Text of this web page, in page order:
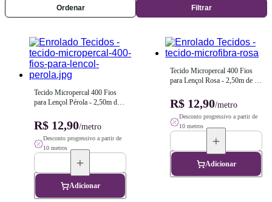
Ordenar Filtrar
Tecido Micropercal 400 Fios
para Lençol Pérola - 2,50m de
R$ 12,90/metro
Desconto progressivo a partir de
10 metros
Adicionar
Tecido Micropercal 400 Fios
para Lençol Rosa - 2,50m de
R$ 12,90/metro
Desconto progressivo a partir de
10 metros
Adicionar